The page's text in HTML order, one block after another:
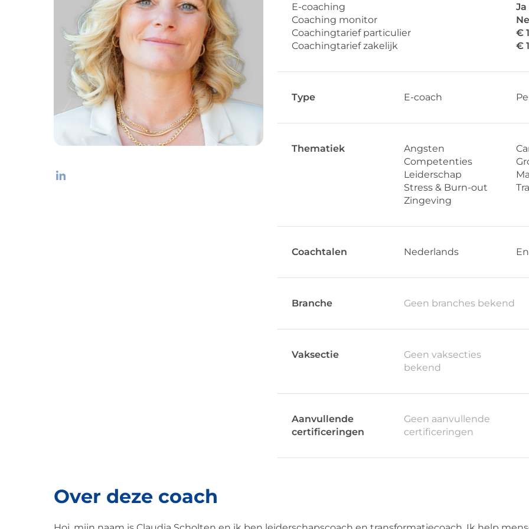
E-coaching
Ja
Coaching monitor
Coachingtarief particulier
€
Coachingtarief zakelijk
€
Type E-coach
Thematiek Angsten
Competenties
Leiderschap
Stress & Burn-out
Zingeving
Coachtalen Nederlands
Branche Geen branches bekend
Vaksectie
Geen vaksecties
bekend
Aanvullende
certificeringen
Geen aanvullende
certificeringen
Over deze coach